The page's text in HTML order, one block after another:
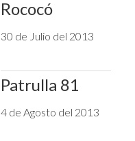
Rococó
30 de Julio del 2013
Patrulla 81
4 de Agosto del 2013